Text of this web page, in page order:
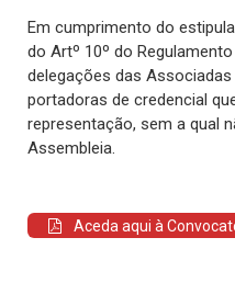
Em cumprimento do
do Artº 10º do
delegações das
portadoras de credencial
representação, sem a qual
Assembleia.
Aceda aqui à